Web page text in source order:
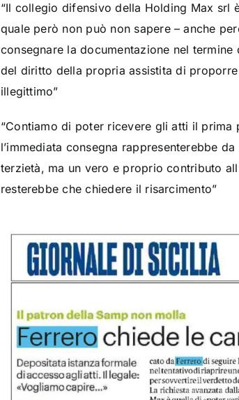
“Il collegio difensivo della Holding Max srl
quale però non può non sapere – anche
consegnare la documentazione nel
del diritto della propria assistita di proporre
illegittimo”
“Contiamo di poter ricevere gli atti il
l’immediata consegna rappresenterebbe
terzietà, ma un vero e proprio contributo
resterebbe che chiedere il risarcimento”